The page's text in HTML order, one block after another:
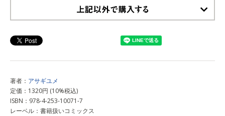
著者： アサギユメ
定価：1320円 (10%税込)
ISBN：978-4-253-10071-7
レーベル：書籍扱いコミックス